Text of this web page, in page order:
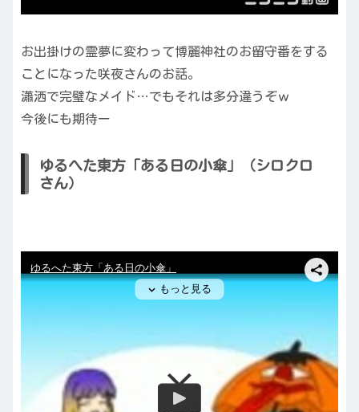
お出掛けの霊夢に変わって博麗神社のお留守番をする
ことになった咲夜さんのお話。
瀟洒で完璧なメイド…でもそれは多分違うぞｗ
今後にも期待ー
ゆるへた東方「ある日の小傘」（シロクロ
さん）